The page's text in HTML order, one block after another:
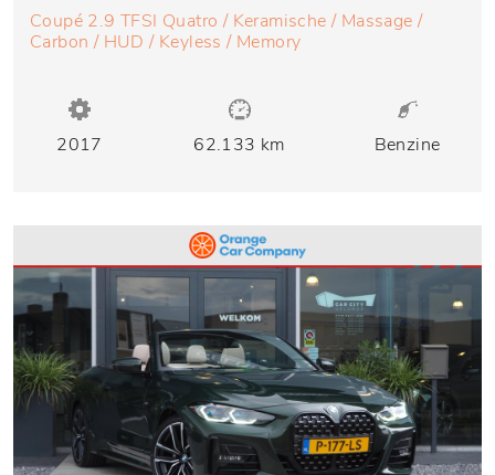
Coupé 2.9 TFSI Quatro / Keramische / Massage /
Carbon / HUD / Keyless / Memory
2017 62.133 km Benzine